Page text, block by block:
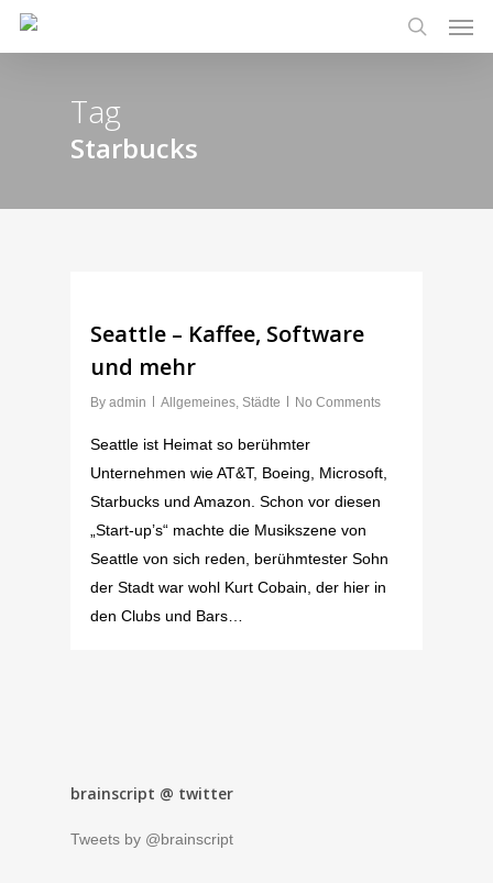
Skip
search
Tag
Starbucks
Seattle – Kaffee, Software
und mehr
By admin Allgemeines, Städte No Comments
Seattle ist Heimat so berühmter
Unternehmen wie AT&T, Boeing, Microsoft,
Starbucks und Amazon. Schon vor diesen
„Start-up’s“ machte die Musikszene von
Seattle von sich reden, berühmtester Sohn
der Stadt war wohl Kurt Cobain, der hier in
den Clubs und Bars…
brainscript @ twitter
Tweets by @brainscript